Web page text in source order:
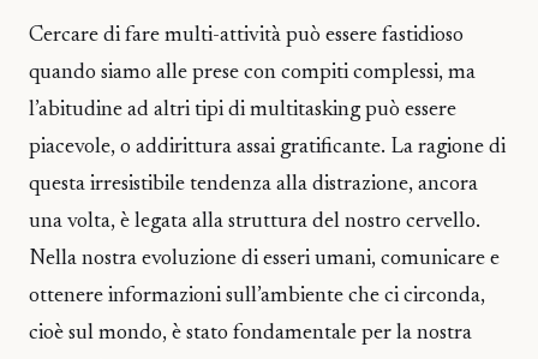
Cercare di fare multi-attività può essere fastidioso
quando siamo alle prese con compiti complessi, ma
l’abitudine ad altri tipi di multitasking può essere
piacevole, o addirittura assai gratificante. La ragione di
questa irresistibile tendenza alla distrazione, ancora
una volta, è legata alla struttura del nostro cervello.
Nella nostra evoluzione di esseri umani, comunicare e
ottenere informazioni sull’ambiente che ci circonda,
cioè sul mondo, è stato fondamentale per la nostra